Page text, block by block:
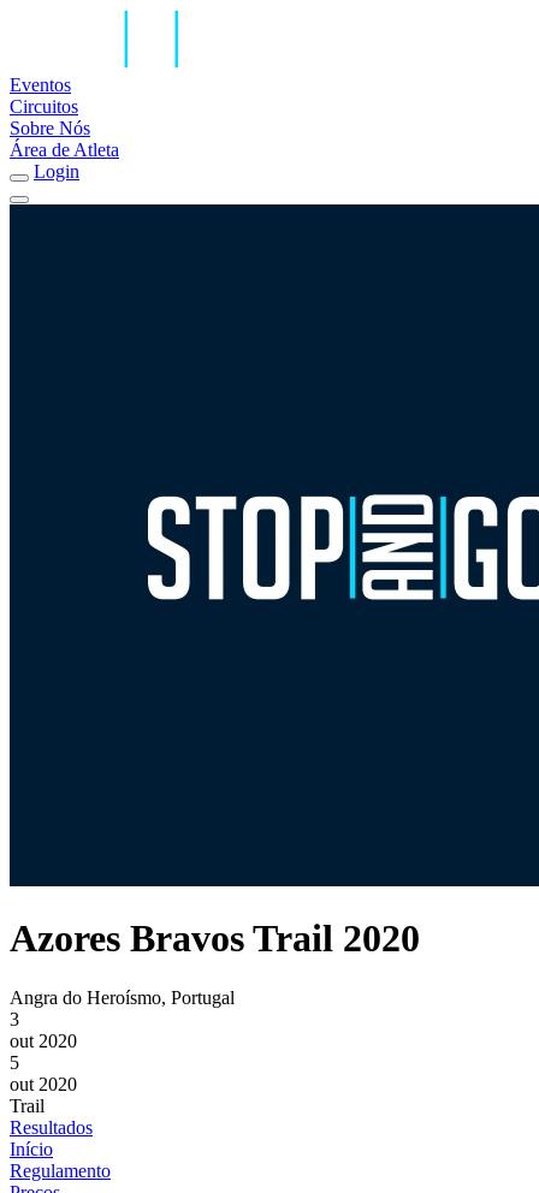
Eventos
Circuitos
Sobre Nós
Área de Atleta
Login
Azores Bravos Trail 2020
Angra do Heroísmo, Portugal
3
out 2020
5
out 2020
Trail
Resultados
Início
Regulamento